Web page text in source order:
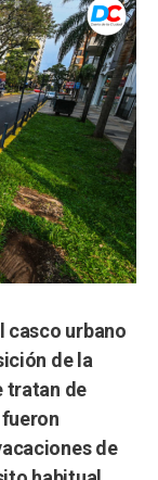
casco urbano
de la
tratan de
de